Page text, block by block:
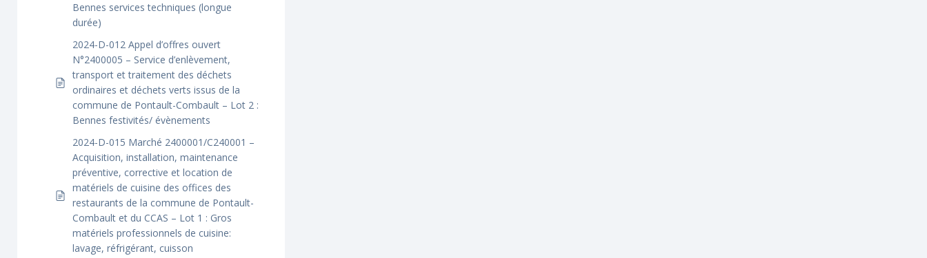
Bennes services techniques (longue
durée)
2024-D-012 Appel d’offres ouvert
N°2400005 – Service d’enlèvement,
transport et traitement des déchets
ordinaires et déchets verts issus de la
commune de Pontault-Combault – Lot 2 :
Bennes festivités/ évènements
2024-D-015 Marché 2400001/C240001 –
Acquisition, installation, maintenance
préventive, corrective et location de
matériels de cuisine des offices des
restaurants de la commune de Pontault-
Combault et du CCAS – Lot 1 : Gros
matériels professionnels de cuisine:
lavage, réfrigérant, cuisson